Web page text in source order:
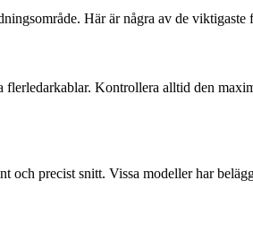
Här är några av de viktigaste
Kontrollera alltid den
och precist snitt. Vissa modeller har